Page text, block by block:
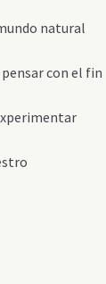
natural
con el fin